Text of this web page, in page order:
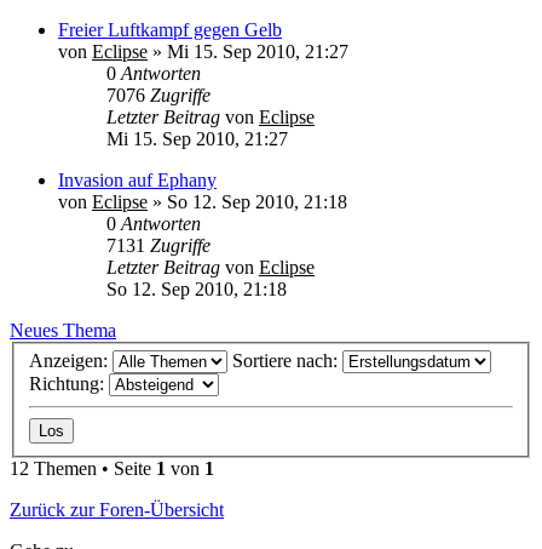
Freier Luftkampf gegen Gelb
von Eclipse » Mi 15. Sep 2010, 21:27
0 Antworten
7076 Zugriffe
Letzter Beitrag von Eclipse
Mi 15. Sep 2010, 21:27
Invasion auf Ephany
von Eclipse » So 12. Sep 2010, 21:18
0 Antworten
7131 Zugriffe
Letzter Beitrag von Eclipse
So 12. Sep 2010, 21:18
Neues Thema
Anzeigen:
Sortiere nach:
Richtung:
12 Themen • Seite 1 von 1
Zurück zur Foren-Übersicht